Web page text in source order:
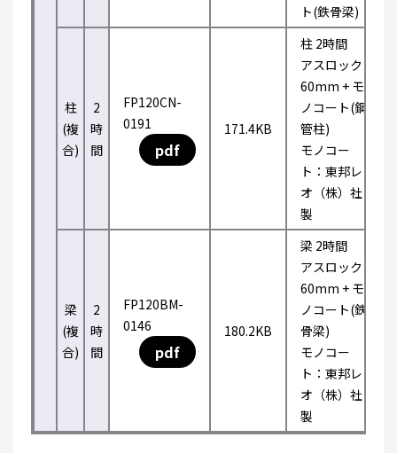
ト(鉄骨梁)
柱
(複
合)
2
時
間
FP120CN-
0191
pdf
171.4KB
柱 2時間
アスロック
60mm + モ
ノコート(鋼
管柱)
モノコー
ト：東邦レ
オ（株）社
製
梁
(複
合)
2
時
間
FP120BM-
0146
pdf
180.2KB
梁 2時間
アスロック
60mm + モ
ノコート(鉄
骨梁)
モノコー
ト：東邦レ
オ（株）社
製